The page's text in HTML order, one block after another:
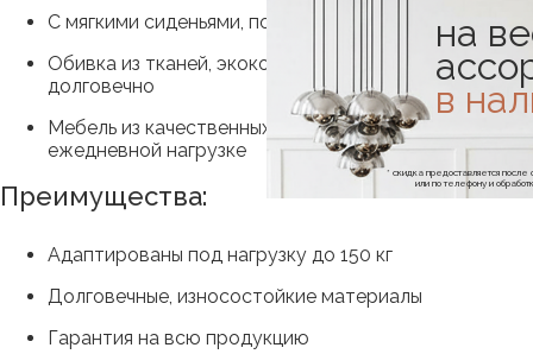
С мягкими сиденьями, подлокотниками
Обивка из тканей, экокожи, сетки — практично,
долговечно
Мебель из качественных материалов, устойчива к
ежедневной нагрузке
Преимущества:
Адаптированы под нагрузку до 150 кг
Долговечные, износостойкие материалы
Гарантия на всю продукцию
на
в
* скидка предоставляется
или по телефону и